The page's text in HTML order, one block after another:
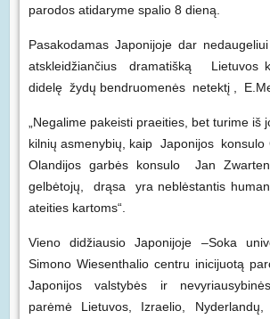
parodos atidaryme spalio 8 dieną.
Pasakodamas Japonijoje dar
atskleidžiančius dramatišką Lietuvos
didelę žydų bendruomenės netektį ,
„Negalime pakeisti praeities, bet turime iš
kilnių asmenybių, kaip Japonijos konsulo
Olandijos garbės konsulo Jan
gelbėtojų, drąsa yra neblėstantis
ateities kartoms“.
Vieno didžiausio Japonijoje –Soka
Simono Wiesenthalio centru inicijuotą
Japonijos valstybės ir
parėmė Lietuvos, Izraelio,